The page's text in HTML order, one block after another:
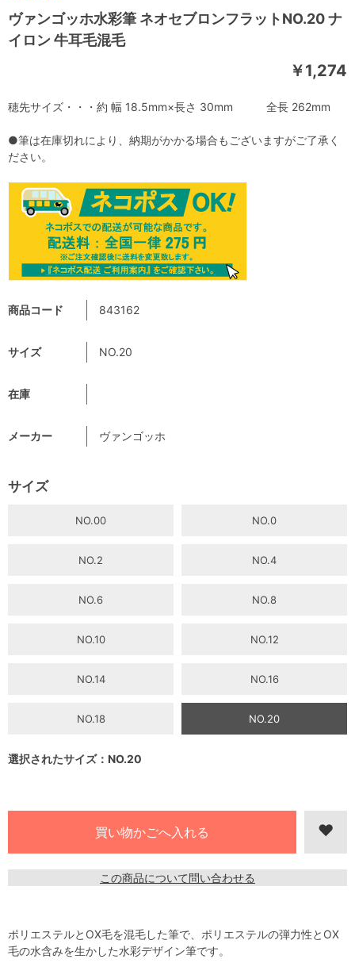
ヴァンゴッホ水彩筆 ネオセブロンフラットNO.20 ナ
イロン 牛耳毛混毛
￥1,274
商品コード 843162
サイズ NO.20
在庫
メーカー ヴァンゴッホ
サイズ
NO.00 NO.0
NO.2 NO.4
NO.6 NO.8
NO.10 NO.12
NO.14 NO.16
NO.18 NO.20
選択されたサイズ：NO.20
この商品について問い合わせる
穂先サイズ・・・約 幅 18.5mm×長さ 30mm 全長 262mm
●筆は在庫切れにより、納期がかかる場合もございますがご了承く
ださい。
ポリエステルとOX毛を混毛した筆で、ポリエステルの弾力性とOX
毛の水含みを生かした水彩デザイン筆です。